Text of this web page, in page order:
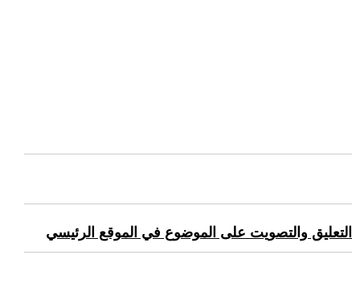
التعليق والتصويت على الموضوع في الموقع الرئيسي